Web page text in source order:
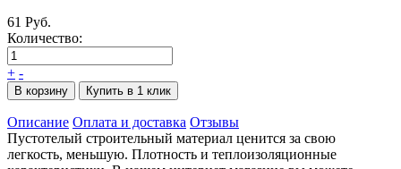
61 Руб.
Количество:
+ -
В корзину Купить в 1 клик
Описание Оплата и доставка Отзывы
Пустотелый строительный материал ценится за свою
легкость, меньшую. Плотность и теплоизоляционные